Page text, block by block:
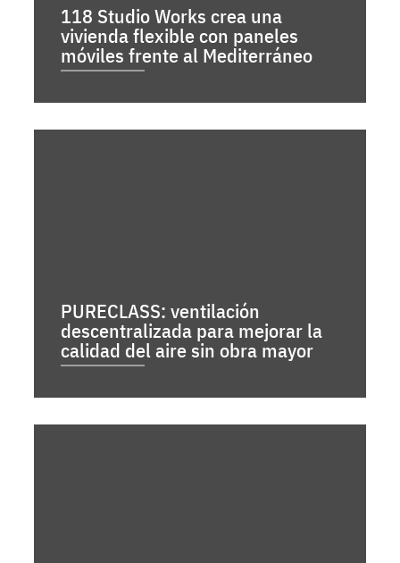
118 Studio Works crea una
vivienda flexible con paneles
móviles frente al Mediterráneo
PURECLASS: ventilación
descentralizada para mejorar la
calidad del aire sin obra mayor